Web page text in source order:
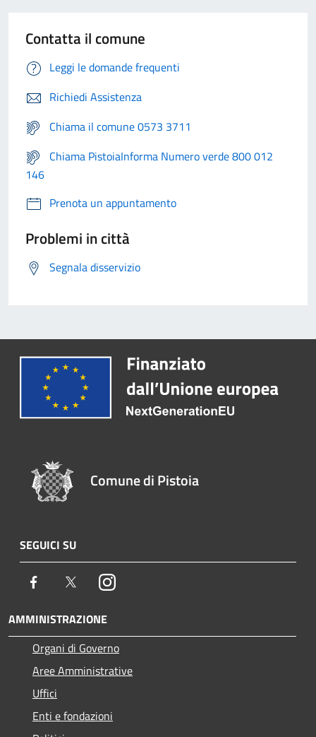
Contatta il comune
Leggi le domande frequenti
Richiedi Assistenza
Chiama il comune 0573 3711
Chiama PistoiaInforma Numero verde 800 012
146
Prenota un appuntamento
Problemi in città
Segnala disservizio
Comune di Pistoia
SEGUICI SU
Facebook TwitterInstagram
AMMINISTRAZIONE
Organi di Governo
Aree Amministrative
Uffici
Enti e fondazioni